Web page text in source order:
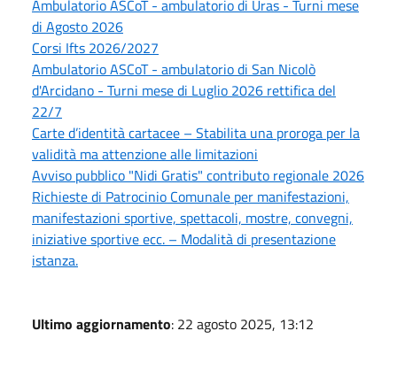
Ambulatorio ASCoT - ambulatorio di Uras - Turni mese
di Agosto 2026
Corsi Ifts 2026/2027
Ambulatorio ASCoT - ambulatorio di San Nicolò
d'Arcidano - Turni mese di Luglio 2026 rettifica del
22/7
Carte d’identità cartacee – Stabilita una proroga per la
validità ma attenzione alle limitazioni
Avviso pubblico "Nidi Gratis" contributo regionale 2026
Richieste di Patrocinio Comunale per manifestazioni,
manifestazioni sportive, spettacoli, mostre, convegni,
iniziative sportive ecc. – Modalità di presentazione
istanza.
Ultimo aggiornamento: 22 agosto 2025, 13:12